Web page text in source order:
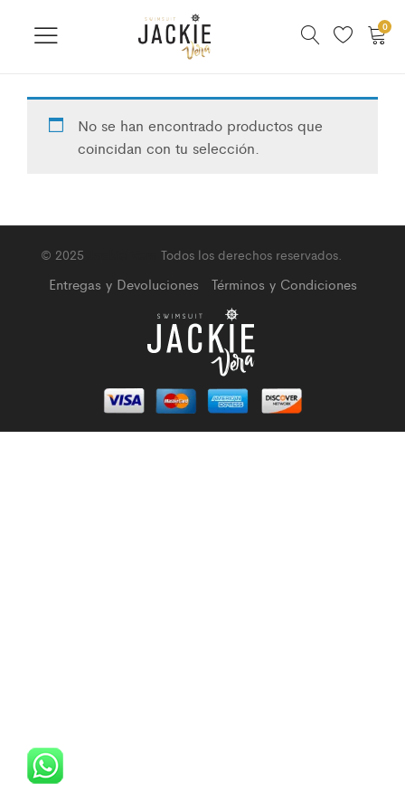
0
No se han encontrado productos que
coincidan con tu selección.
© 2025 Todos los derechos reservados.
Entregas y Devoluciones Términos y Condiciones